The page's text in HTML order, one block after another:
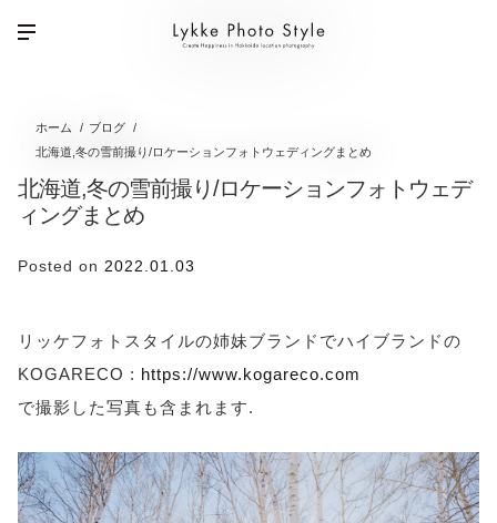
ホーム
ブログ
北海道,冬の雪前撮り/ロケーションフォトウェディングまとめ
北海道,冬の雪前撮り/ロケーションフォトウェデ
ィングまとめ
Posted on 2022.01.03
リッケフォトスタイルの姉妹ブランドでハイブランドの
KOGARECO : https://www.kogareco.com
で撮影した写真も含まれます.